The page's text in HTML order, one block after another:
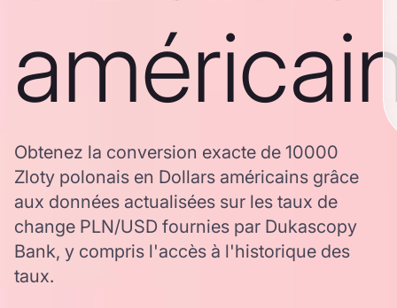
Obtenez la conversion exacte de 10000
Zloty polonais en Dollars américains grâce
aux données actualisées sur les taux de
change PLN/USD fournies par Dukascopy
Bank, y compris l'accès à l'historique des
taux.